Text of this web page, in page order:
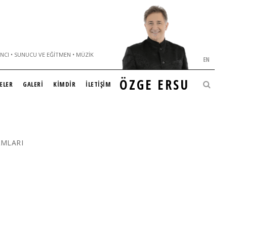
• SUNUCU VE EĞITMEN • MÜZIK
ÖZGE ERSU
EN
GALERİ KİMDİR İLETİŞİM